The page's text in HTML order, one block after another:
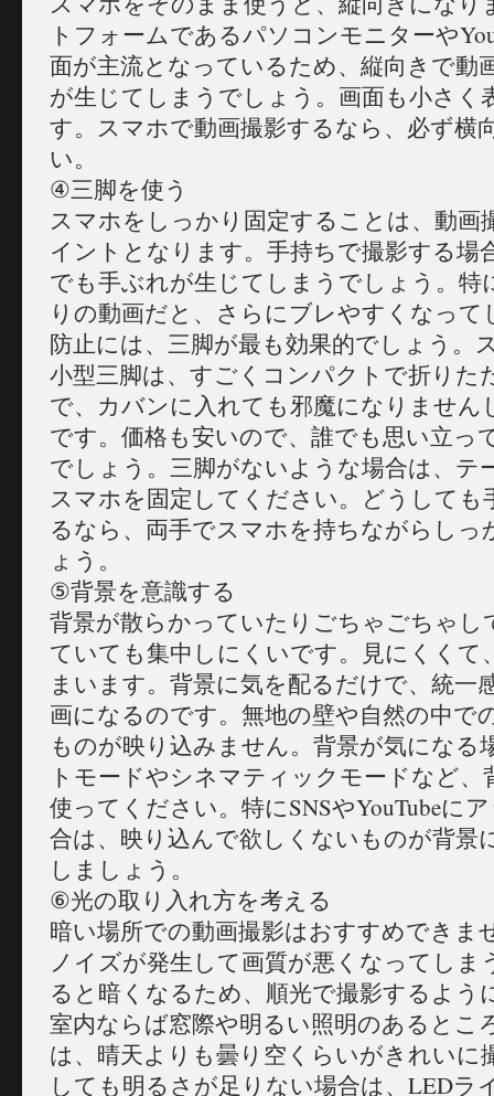
トフォームであるパソコンモニターや
面が主流となっているため、縦向きで動
が生じてしまうでしょう。画面も小さく
す。スマホで動画撮影するなら、必ず横
い。
④三脚を使う
スマホをしっかり固定することは、動画
イントとなります。手持ちで撮影する場
でも手ぶれが生じてしまうでしょう。特
りの動画だと、さらにブレやすくなっ
防止には、三脚が最も効果的でしょう。
小型三脚は、すごくコンパクトで折りた
で、カバンに入れても邪魔になりません
です。価格も安いので、誰でも思い立っ
でしょう。三脚がないような場合は、テ
スマホを固定してください。どうしても
るなら、両手でスマホを持ちながらしっ
ょう。
⑤背景を意識する
背景が散らかっていたりごちゃごちゃし
ていても集中しにくいです。見にくくて
まいます。背景に気を配るだけで、統一
画になるのです。無地の壁や自然の中で
ものが映り込みません。背景が気になる
トモードやシネマティックモードなど
使ってください。特にSNSやYouTubeに
合は、映り込んで欲しくないものが背景
しましょう。
⑥光の取り入れ方を考える
暗い場所での動画撮影はおすすめできま
ノイズが発生して画質が悪くなってしま
ると暗くなるため、順光で撮影するよう
室内ならば窓際や明るい照明のあるとこ
は、晴天よりも曇り空くらいがきれいに
しても明るさが足りない場合は、LEDラ